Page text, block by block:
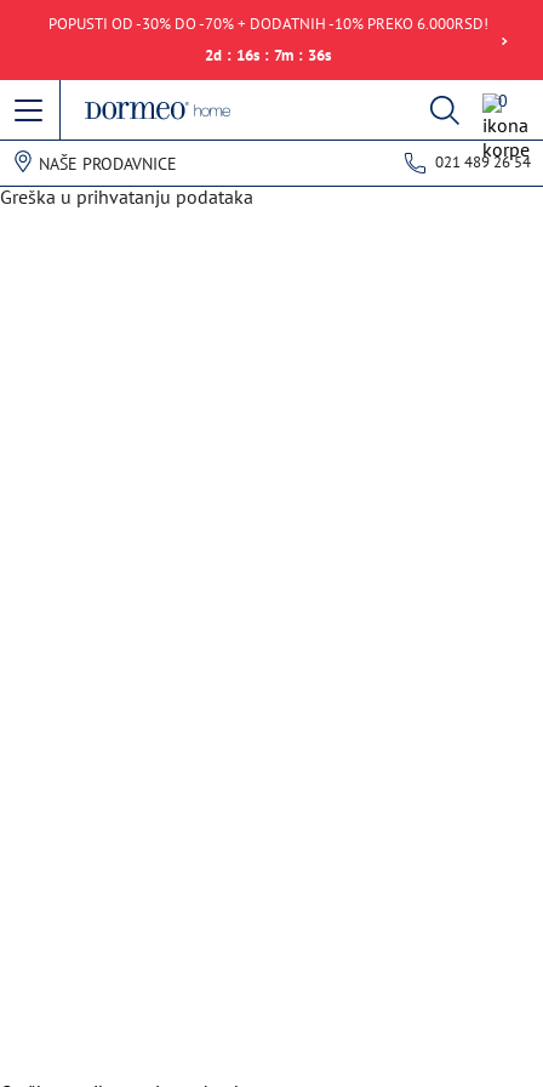
POPUSTI OD -30% DO -70% + DODATNIH -10% PREKO 6.000RSD!
2d : 16s : 7m : 36s
0
NAŠE PRODAVNICE 021 489 26 54
Greška u prihvatanju podataka